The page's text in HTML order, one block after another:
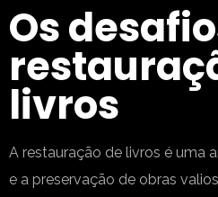
Os
livros
A restauração de livros é uma
e a preservação de obras